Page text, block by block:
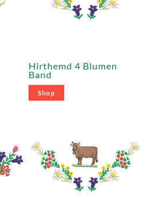
Hirthemd 4 Blumen
Band
Shop